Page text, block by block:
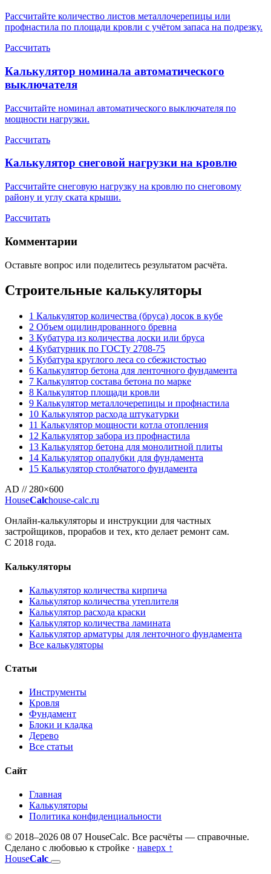
Рассчитайте количество листов металлочерепицы или
профнастила по площади кровли с учётом запаса на подрезку.
Рассчитать
Калькулятор номинала автоматического
выключателя
Рассчитайте номинал автоматического выключателя по
мощности нагрузки.
Рассчитать
Калькулятор снеговой нагрузки на кровлю
Рассчитайте снеговую нагрузку на кровлю по снеговому
району и углу ската крыши.
Рассчитать
Комментарии
Оставьте вопрос или поделитесь результатом расчёта.
Строительные калькуляторы
1 Калькулятор количества (бруса) досок в кубе
2 Объем оцилиндрованного бревна
3 Кубатура из количества доски или бруса
4 Кубатурник по ГОСТу 2708-75
5 Кубатура круглого леса со сбежистостью
6 Калькулятор бетона для ленточного фундамента
7 Калькулятор состава бетона по марке
8 Калькулятор площади кровли
9 Калькулятор металлочерепицы и профнастила
10 Калькулятор расхода штукатурки
11 Калькулятор мощности котла отопления
12 Калькулятор забора из профнастила
13 Калькулятор бетона для монолитной плиты
14 Калькулятор опалубки для фундамента
15 Калькулятор столбчатого фундамента
AD // 280×600
HouseCalchouse-calc.ru
Онлайн-калькуляторы и инструкции для частных
застройщиков, прорабов и тех, кто делает ремонт сам.
С 2018 года.
Калькуляторы
Калькулятор количества кирпича
Калькулятор количества утеплителя
Калькулятор расхода краски
Калькулятор количества ламината
Калькулятор арматуры для ленточного фундамента
Все калькуляторы
Статьи
Инструменты
Кровля
Фундамент
Блоки и кладка
Дерево
Все статьи
Сайт
Главная
Калькуляторы
Политика конфиденциальности
© 2018–2026 08 07 HouseCalc. Все расчёты — справочные.
Сделано с любовью к стройке · наверх ↑
HouseCalc